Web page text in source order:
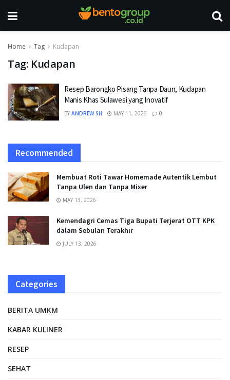
Home Tag Kudapan
Tag: Kudapan
Resep Barongko Pisang Tanpa Daun, Kudapan
Manis Khas Sulawesi yang Inovatif
BY ANDREW SH MAY 11, 2026 0
Recommended
Membuat Roti Tawar Homemade Autentik Lembut
Tanpa Ulen dan Tanpa Mixer
MAY 13, 2026
Kemendagri Cemas Tiga Bupati Terjerat OTT KPK
dalam Sebulan Terakhir
JULY 13, 2026
Categories
BERITA UMKM
KABAR KULINER
RESEP
SEHAT